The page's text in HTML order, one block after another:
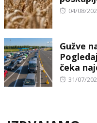
Posted
04/08/
Gužve
čeka
Posted
31/07/